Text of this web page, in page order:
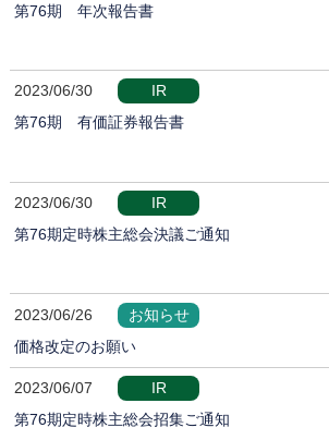
第76期 年次報告書
2023/06/30
IR
第76期 有価証券報告書
2023/06/30
IR
第76期定時株主総会決議ご通知
2023/06/26
お知らせ
価格改定のお願い
2023/06/07
IR
第76期定時株主総会招集ご通知